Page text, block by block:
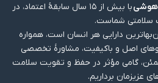
با بیش از ۱۵ سال سابقهٔ اعتماد، در
شماست.
دارایی هر انسان است، همواره
اصل و باکیفیت، مشاورهٔ تخصصی
گامی مؤثر در حفظ و تقویت سلامت
عزیزمان برداریم.